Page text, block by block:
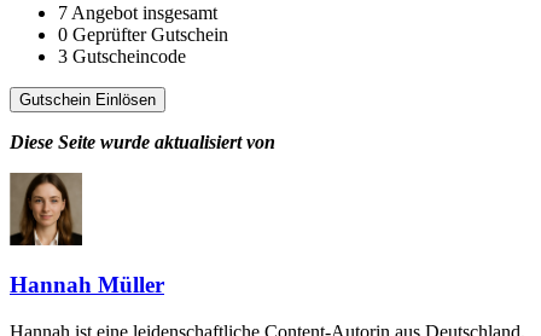
7 Angebot insgesamt
0 Geprüfter Gutschein
3 Gutscheincode
Gutschein Einlösen
Diese Seite wurde aktualisiert von
Hannah Müller
Hannah ist eine leidenschaftliche Content-Autorin aus Deutschland,